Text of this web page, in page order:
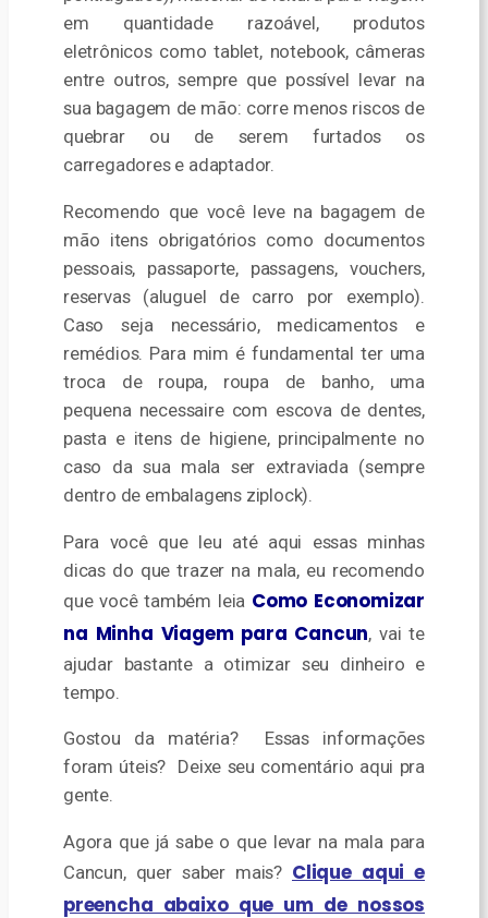
em quantidade razoável, produtos
eletrônicos como tablet, notebook, câmeras
entre outros, sempre que possível levar na
sua bagagem de mão: corre menos riscos de
quebrar ou de serem furtados os
carregadores e adaptador.
Recomendo que você leve na bagagem de
mão itens obrigatórios como documentos
pessoais, passaporte, passagens, vouchers,
reservas (aluguel de carro por exemplo).
Caso seja necessário, medicamentos e
remédios. Para mim é fundamental ter uma
troca de roupa, roupa de banho, uma
pequena necessaire com escova de dentes,
pasta e itens de higiene, principalmente no
caso da sua mala ser extraviada (sempre
dentro de embalagens ziplock).
Para você que leu até aqui essas minhas
dicas do que trazer na mala, eu recomendo
que você também leia Como Economizar
na Minha Viagem para Cancun, vai te
ajudar bastante a otimizar seu dinheiro e
tempo.
Gostou da matéria? Essas informações
foram úteis? Deixe seu comentário aqui pra
gente.
Agora que já sabe o que levar na mala para
Cancun, quer saber mais? Clique aqui e
preencha abaixo que um de nossos